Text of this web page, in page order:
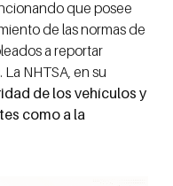
que posee
de las normas de
a reportar
NHTSA, en su
de los vehículos y
como a la